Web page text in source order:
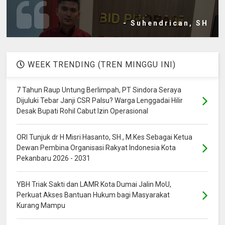
- Suhendrican, SH
WEEK TRENDING (TREN MINGGU INI)
7 Tahun Raup Untung Berlimpah, PT Sindora Seraya
Dijuluki Tebar Janji CSR Palsu? Warga Lenggadai Hilir
Desak Bupati Rohil Cabut Izin Operasional
ORI Tunjuk dr H Misri Hasanto, SH., M.Kes Sebagai Ketua
Dewan Pembina Organisasi Rakyat Indonesia Kota
Pekanbaru 2026 - 2031
YBH Triak Sakti dan LAMR Kota Dumai Jalin MoU,
Perkuat Akses Bantuan Hukum bagi Masyarakat
Kurang Mampu